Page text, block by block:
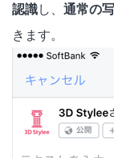
認識し、 通常の
きます。